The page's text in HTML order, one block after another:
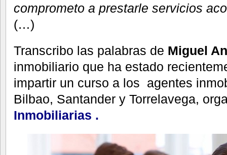
comprometo a prestarle servicios
(…)
Transcribo las palabras de Miguel
inmobiliario que ha estado
impartir un curso a los agentes
Bilbao, Santander y Torrelavega,
Inmobiliarias .